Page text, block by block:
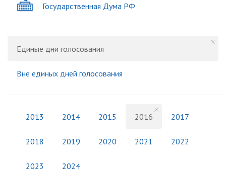
Государственная Дума РФ
Единые дни голосования
Вне единых дней голосования
2013 2014 2015 2016 2017
2018 2019 2020 2021 2022
2023 2024